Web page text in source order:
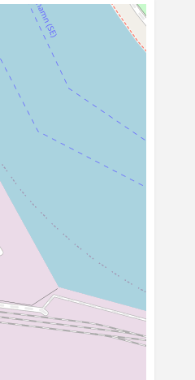
nim
wieże